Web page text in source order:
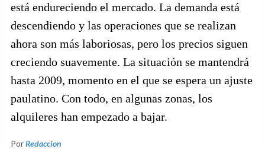
está endureciendo el mercado. La demanda está
descendiendo y las operaciones que se realizan
ahora son más laboriosas, pero los precios siguen
creciendo suavemente. La situación se mantendrá
hasta 2009, momento en el que se espera un ajuste
paulatino. Con todo, en algunas zonas, los
alquileres han empezado a bajar.
PorRedaccion